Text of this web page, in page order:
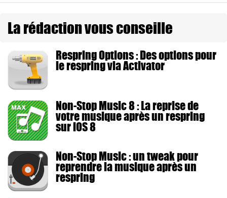
La rédaction vous conseille
Respring Options : Des options pour
le respring via Activator
Non-Stop Music 8 : La reprise de
votre musique après un respring
sur iOS 8
Non-Stop Music : un tweak pour
reprendre la musique après un
respring